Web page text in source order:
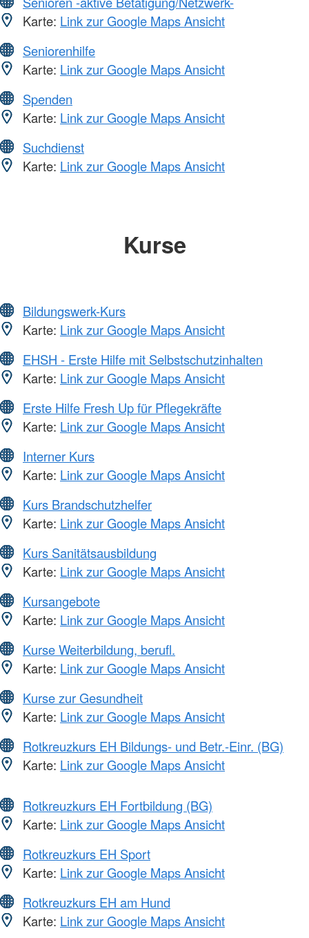
Karte: Link zur Google Maps Ansicht
Seniorenhilfe
Karte: Link zur Google Maps Ansicht
Spenden
Karte: Link zur Google Maps Ansicht
Suchdienst
Karte: Link zur Google Maps Ansicht
Kurse
Bildungswerk-Kurs
Karte: Link zur Google Maps Ansicht
EHSH - Erste Hilfe mit Selbstschutzinhalten
Karte: Link zur Google Maps Ansicht
Erste Hilfe Fresh Up für Pflegekräfte
Karte: Link zur Google Maps Ansicht
Interner Kurs
Karte: Link zur Google Maps Ansicht
Kurs Brandschutzhelfer
Karte: Link zur Google Maps Ansicht
Kurs Sanitätsausbildung
Karte: Link zur Google Maps Ansicht
Kursangebote
Karte: Link zur Google Maps Ansicht
Kurse Weiterbildung, berufl.
Karte: Link zur Google Maps Ansicht
Kurse zur Gesundheit
Karte: Link zur Google Maps Ansicht
Rotkreuzkurs EH Bildungs- und Betr.-Einr. (BG)
Karte: Link zur Google Maps Ansicht
Rotkreuzkurs EH Fortbildung (BG)
Karte: Link zur Google Maps Ansicht
Rotkreuzkurs EH Sport
Karte: Link zur Google Maps Ansicht
Rotkreuzkurs EH am Hund
Karte: Link zur Google Maps Ansicht